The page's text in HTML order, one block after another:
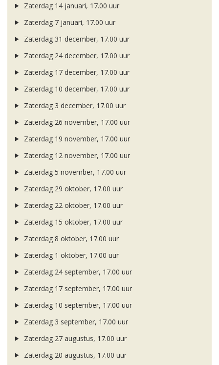
Zaterdag 14 januari, 17.00 uur
Zaterdag 7 januari, 17.00 uur
Zaterdag 31 december, 17.00 uur
Zaterdag 24 december, 17.00 uur
Zaterdag 17 december, 17.00 uur
Zaterdag 10 december, 17.00 uur
Zaterdag 3 december, 17.00 uur
Zaterdag 26 november, 17.00 uur
Zaterdag 19 november, 17.00 uur
Zaterdag 12 november, 17.00 uur
Zaterdag 5 november, 17.00 uur
Zaterdag 29 oktober, 17.00 uur
Zaterdag 22 oktober, 17.00 uur
Zaterdag 15 oktober, 17.00 uur
Zaterdag 8 oktober, 17.00 uur
Zaterdag 1 oktober, 17.00 uur
Zaterdag 24 september, 17.00 uur
Zaterdag 17 september, 17.00 uur
Zaterdag 10 september, 17.00 uur
Zaterdag 3 september, 17.00 uur
Zaterdag 27 augustus, 17.00 uur
Zaterdag 20 augustus, 17.00 uur